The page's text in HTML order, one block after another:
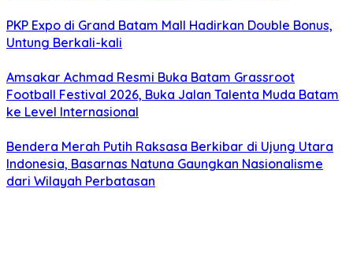
PKP Expo di Grand Batam Mall Hadirkan Double Bonus,
Untung Berkali-kali
Amsakar Achmad Resmi Buka Batam Grassroot
Football Festival 2026, Buka Jalan Talenta Muda Batam
ke Level Internasional
Bendera Merah Putih Raksasa Berkibar di Ujung Utara
Indonesia, Basarnas Natuna Gaungkan Nasionalisme
dari Wilayah Perbatasan